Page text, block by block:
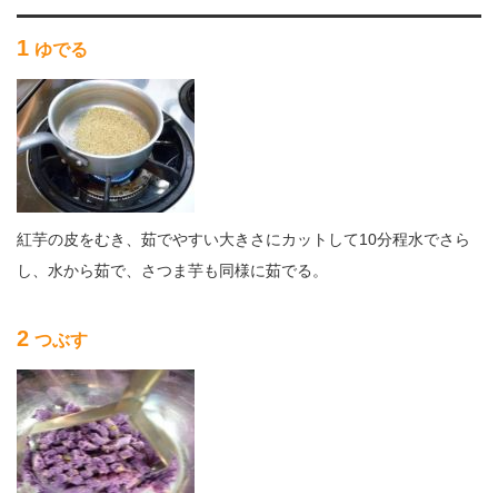
1 ゆでる
紅芋の皮をむき、茹でやすい大きさにカットして10分程水でさら
し、水から茹で、さつま芋も同様に茹でる。
2 つぶす